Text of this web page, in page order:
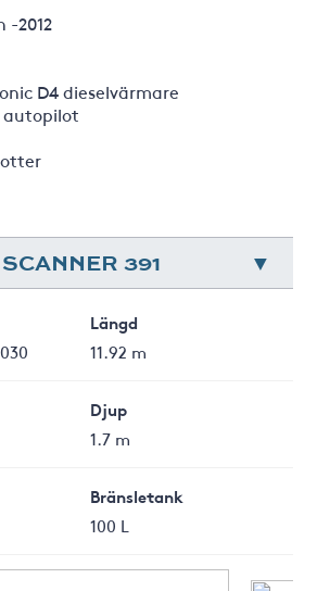
-2012
D4 dieselvärmare
autopilot
391
Längd
11.92 m
Djup
1.7 m
Bränsletank
100 L